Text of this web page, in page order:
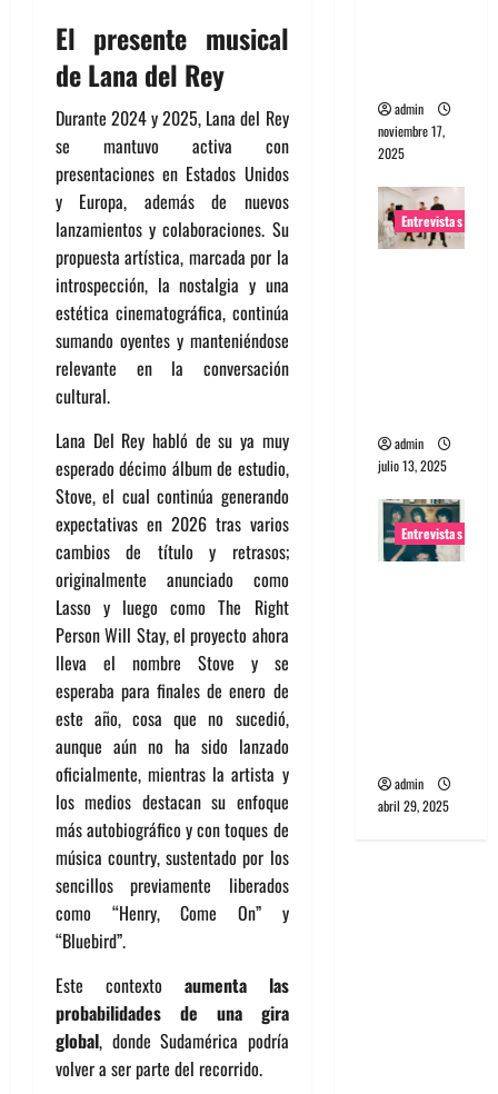
El presente musical
de Lana del Rey
Durante 2024 y 2025, Lana del Rey
se mantuvo activa con
presentaciones en Estados Unidos
y Europa, además de nuevos
lanzamientos y colaboraciones. Su
propuesta artística, marcada por la
introspección, la nostalgia y una
estética cinematográfica, continúa
sumando oyentes y manteniéndose
relevante en la conversación
cultural.
Lana Del Rey habló de su ya muy
esperado décimo álbum de estudio,
Stove, el cual continúa generando
expectativas en 2026 tras varios
cambios de título y retrasos;
originalmente anunciado como
Lasso y luego como The Right
Person Will Stay, el proyecto ahora
lleva el nombre Stove y se
esperaba para finales de enero de
este año, cosa que no sucedió,
aunque aún no ha sido lanzado
oficialmente, mientras la artista y
los medios destacan su enfoque
más autobiográfico y con toques de
música country, sustentado por los
sencillos previamente liberados
como “Henry, Come On” y
“Bluebird”.
Este contexto aumenta las
probabilidades de una gira
global, donde Sudamérica podría
volver a ser parte del recorrido.
admin
noviembre 17,
2025
Entrevistas
admin
julio 13, 2025
Entrevistas
admin
abril 29, 2025